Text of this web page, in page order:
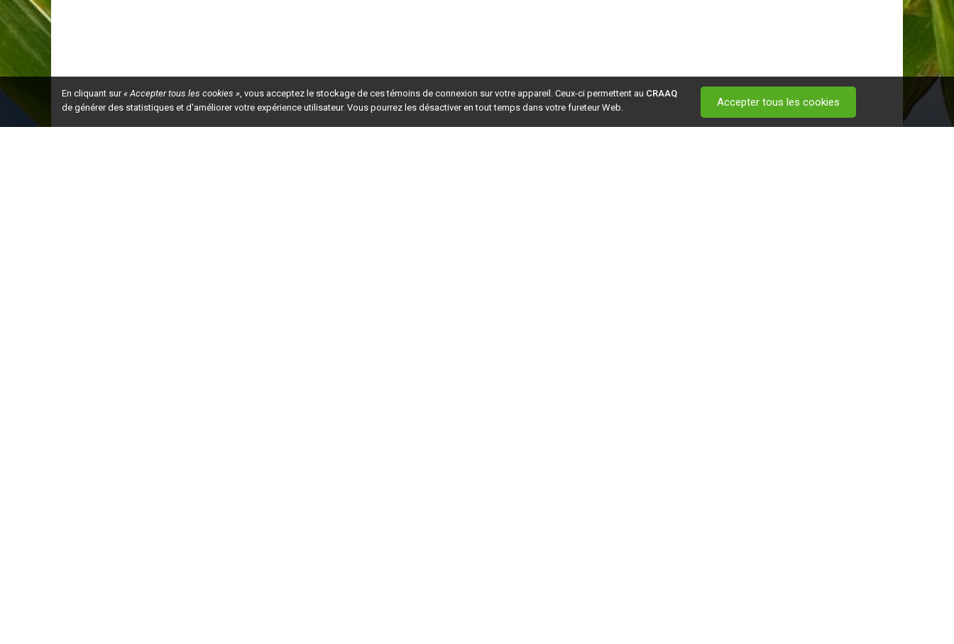
En cliquant sur« Accepter tous les cookies », vous acceptez le stockage de ces témoins de connexion sur votre appareil. Ceux-ci permettent au CRAAQ
de générer des statistiques et d'améliorer votre expérience utilisateur. Vous pourrez les désactiver en tout temps dans votre fureteur Web.
Accepter tous les cookies